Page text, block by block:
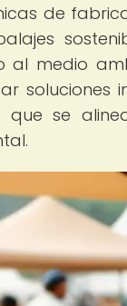
de
al medio
soluciones
que se